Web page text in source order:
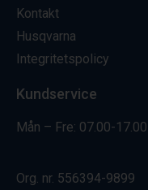
Kontakt
Husqvarna
Integritetspolicy
Kundservice
Mån – Fre: 07.00-17.00
Org. nr. 556394-9899